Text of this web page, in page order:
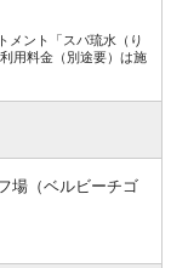
メント「スパ琉水（り
用料金（別途要）は施
場（ベルビーチゴ